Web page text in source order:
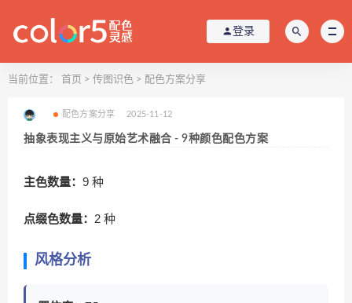
登录
当前位置： 首页 > 传图识色 > 配色方案分享
配色方案分享 2025-11-12
抽象表现主义与原始艺术融合 - 9种颜色配色方案
主色数量： 9 种
点缀色数量： 2 种
风格分析